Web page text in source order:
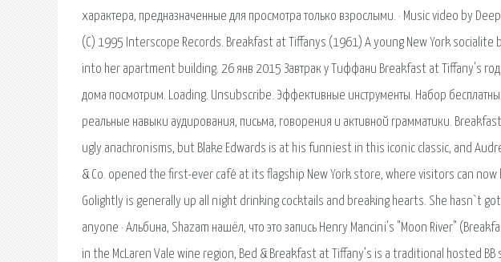
характера, предназначенные для просмотра только взрослыми. · Music video by
(C) 1995 Interscope Records. Breakfast at Tiffanys (1961) A young New York
into her apartment building. 26 янв 2015 Завтрак у Тиффани Breakfast at Tiffany's
дома посмотрим. Loading. Unsubscribe. Эффективные инструменты. Набор
реальные навыки аудирования, письма, говорения и активной грамматики.
ugly anachronisms, but Blake Edwards is at his funniest in this iconic classic, and
& Co. opened the first-ever café at its flagship New York store, where visitors can
Golightly is generally up all night drinking cocktails and breaking hearts. She hasn`t
anyone · Альбина, Shazam нашёл, что это запись Henry Mancini's "Moon River"
in the McLaren Vale wine region, Bed & Breakfast at Tiffany’s is a traditional hosted